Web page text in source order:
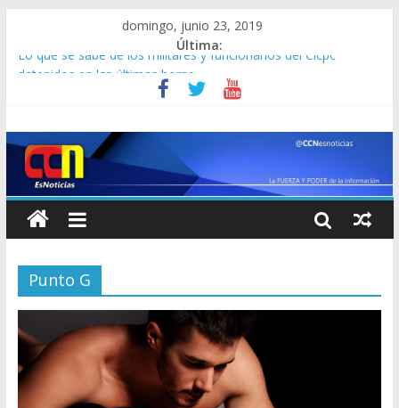
domingo, junio 23, 2019
Última:
Lo que se sabe de los militares y funcionarios del Cicpc
detenidos en las últimas horas
Corpoelec apuesta por un Frankenstein para el Zulia
crisis en Venezuela
Detienen a “El Yiyo” uno de los 10 más buscados en Carabobo
Detuvieron a dos venezolanos en Colombia por robarse un
taxi
Punto G